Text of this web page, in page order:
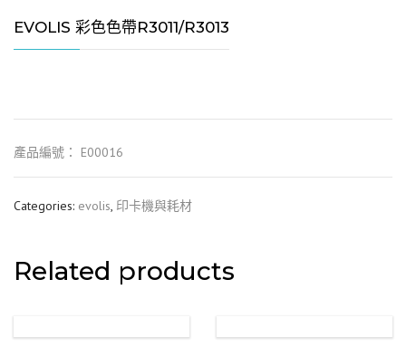
EVOLIS 彩色色帶R3011/R3013
產品編號： E00016
Categories: evolis, 印卡機與耗材
Related products